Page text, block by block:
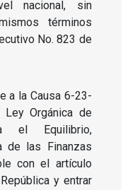
nacional, sin
términos
No. 823 de
a la Causa 6-23-
Orgánica de
el Equilibrio,
de las Finanzas
con el artículo
y entrar